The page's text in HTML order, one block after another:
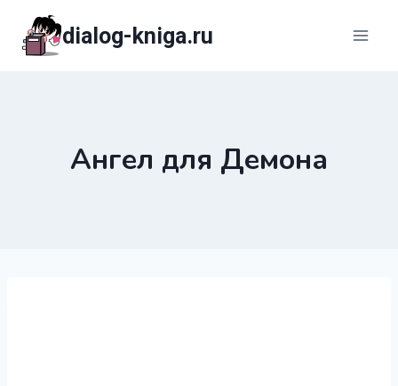
содержимому
dialog-kniga.ru
Ангел для Демона